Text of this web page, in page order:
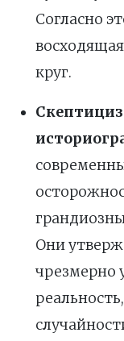
Согласно
круг.
Они